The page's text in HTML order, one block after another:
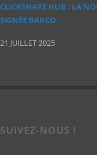
CLICKSHARE HUB : LA
SIGNÉE BARCO
21 JUILLET 2025
SUIVEZ-NOUS !